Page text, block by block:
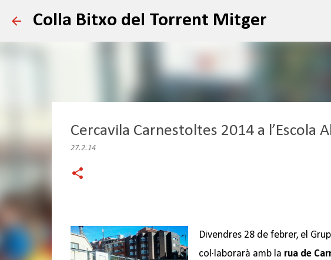
Colla Bitxo del Torrent Mitger
Cercavila Carnestoltes 2014 a l’Escola
27.2.14
Divendres 28 de febrer, el
col·laborarà amb la rua de